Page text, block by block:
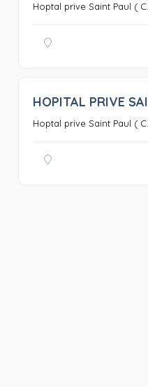
Hoptal prive Saint Paul (
HOPITAL PRIVE
Hoptal prive Saint Paul (